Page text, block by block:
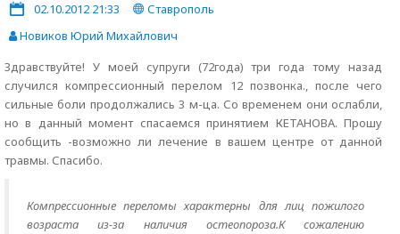
02.10.2012 21:33
Ставрополь
Новиков Юрий Михайлович
Здравствуйте! У моей супруги (72года) три года тому назад
случился компрессионный перелом 12 позвонка., после чего
сильные боли продолжались 3 м-ца. Со временем они ослабли,
но в данный момент спасаемся принятием КЕТАНОВА. Прошу
сообщить -возможно ли лечение в вашем центре от данной
травмы. Спасибо.
Компрессионные переломы характерны для лиц пожилого
возраста из-за наличия остеопороза.К сожалению